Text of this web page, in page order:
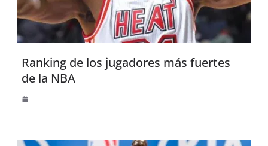
Ranking de los jugadores más fuertes
de la NBA